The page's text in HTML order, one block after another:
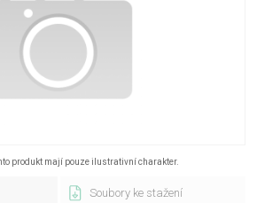
produkt mají pouze ilustrativní charakter.
Soubory ke stažení